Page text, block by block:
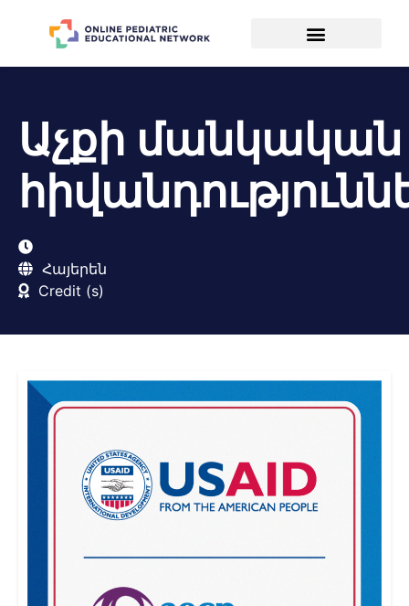
Աչքի մանկական
Հայերեն
Credit (s)